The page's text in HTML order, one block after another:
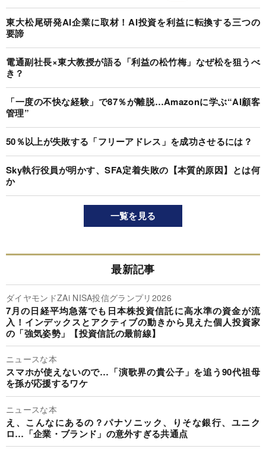
東大松尾研発AI企業に取材！AI投資を利益に転換する三つの
要諦
電通副社長×東大教授が語る「利益の松竹梅」なぜ松を狙うべ
き？
「一度の不快な経験」で87％が離脱…Amazonに学ぶ“AI顧客
管理”
50％以上が失敗する「フリーアドレス」を成功させるには？
Sky執行役員が明かす、SFA定着失敗の【本質的原因】とは何
か
一覧を見る
最新記事
ダイヤモンドZAi NISA投信グランプリ2026
7月の日経平均急落でも日本株投資信託に高水準の資金が流
入！インデックスとアクティブの動きから見えた個人投資家
の「強気姿勢」【投資信託の最前線】
ニュースな本
スマホが使えないので…「演歌界の貴公子」を追う90代祖母
を孫が応援するワケ
ニュースな本
え、こんなにあるの？パナソニック、りそな銀行、ユニク
ロ…「企業・ブランド」の意外すぎる共通点